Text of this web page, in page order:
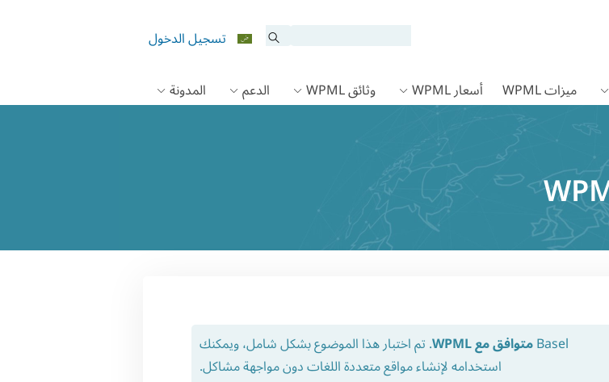
تسجيل الدخول
ميزات WPML أسعار WPML وثائق WPML الدعم المدونة
Baselمتوافق مع WPML
. تم اختبار هذا الموضوع بشكل شامل، ويمكنك
استخدامه لإنشاء مواقع متعددة اللغات دون مواجهة مشاكل.